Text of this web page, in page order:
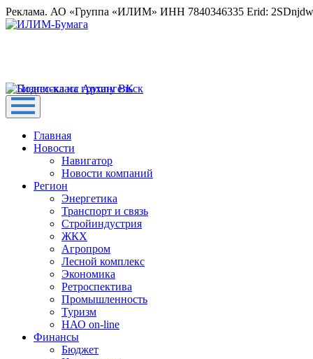
Реклама. АО «Группа «ИЛИМ» ИНН 7840346335 Erid:
Главная
Новости
Навигатор
Новости компаний
Регион
Энергетика
Транспорт и связь
Стройиндустрия
ЖКХ
Агропром
Лесной комплекс
Экономика
Ретроспектива
Промышленность
Туризм
НАО on-line
Финансы
Бюджет